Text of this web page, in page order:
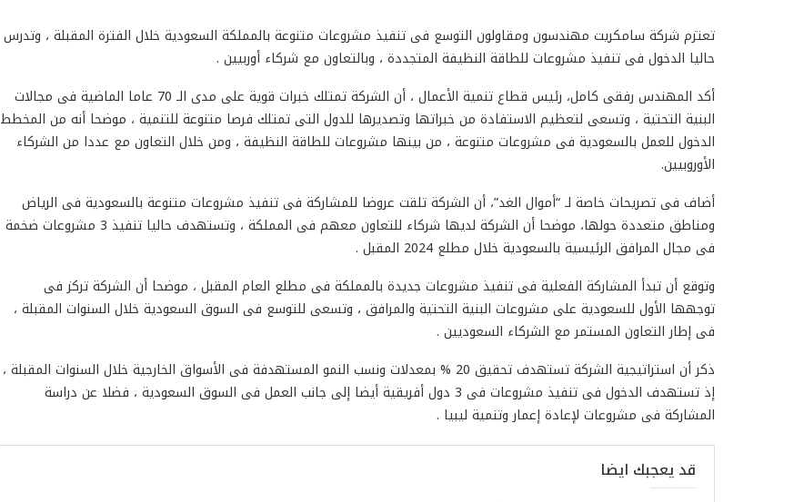
تعتزم شركة سامكريت مهندسون ومقاولون التوسع فى تنفيذ مشروعات متنوعة بالمملكة السعودية خلال الفترة المقبلة ، وتدرس
حاليا الدخول فى تنفيذ مشروعات للطاقة النظيفة المتجددة ، وبالتعاون مع شركاء أوربيين .
أكد المهندس رفقى كامل، رئيس قطاع تنمية الأعمال ، أن الشركة تمتلك خبرات قوية على مدى الـ 70 عاما الماضية فى مجالات
البنية التحتية ، وتسعى لتعظيم الاستفادة من خبراتها وتصديرها للدول التى تمتلك فرصا متنوعة للتنمية ، موضحا أنه من المخطط
الدخول للعمل بالسعودية فى مشروعات متنوعة ، من بينها مشروعات للطاقة النظيفة ، ومن خلال التعاون مع عددا من الشركاء
الأوروبيين.
أضاف فى تصريحات خاصة لـ “أموال الغد”، أن الشركة تلقت عروضا للمشاركة فى تنفيذ مشروعات متنوعة بالسعودية فى الرياض
ومناطق متعددة حولها، موضحا أن الشركة لديها شركاء للتعاون معهم فى المملكة ، وتستهدف حاليا تنفيذ 3 مشروعات ضخمة
فى مجال المرافق الرئيسية بالسعودية خلال مطلع 2024 المقبل .
وتوقع أن تبدأ المشاركة الفعلية فى تنفيذ مشروعات جديدة بالمملكة فى مطلع العام المقبل ، موضحا أن الشركة تركز فى
توجهها الأول للسعودية على مشروعات البنية التحتية والمرافق ، وتسعى للتوسع فى السوق السعودية خلال السنوات المقبلة ،
فى إطار التعاون المستمر مع الشركاء السعوديين .
ذكر أن استراتيجية الشركة تستهدف تحقيق 20 % بمعدلات ونسب النمو المستهدفة فى الأسواق الخارجية خلال السنوات المقبلة ،
إذ تستهدف الدخول فى تنفيذ مشروعات فى 3 دول أفريقية أيضا إلى جانب العمل فى السوق السعودية ، فضلا عن دراسة
المشاركة فى مشروعات لإعادة إعمار وتنمية ليبيا .
قد يعجبك ايضا